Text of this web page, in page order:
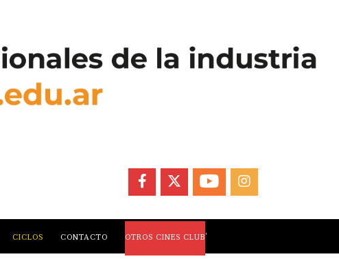
FACEBOOKYOUTUBEINSTAGRAM
CICLOS CONTACTO OTROS CINES CLUB